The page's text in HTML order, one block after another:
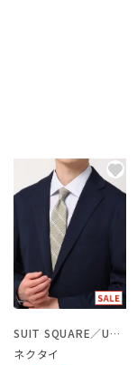
SUIT SQUARE／UNIVERSAL LANGUAGE
ネクタイ